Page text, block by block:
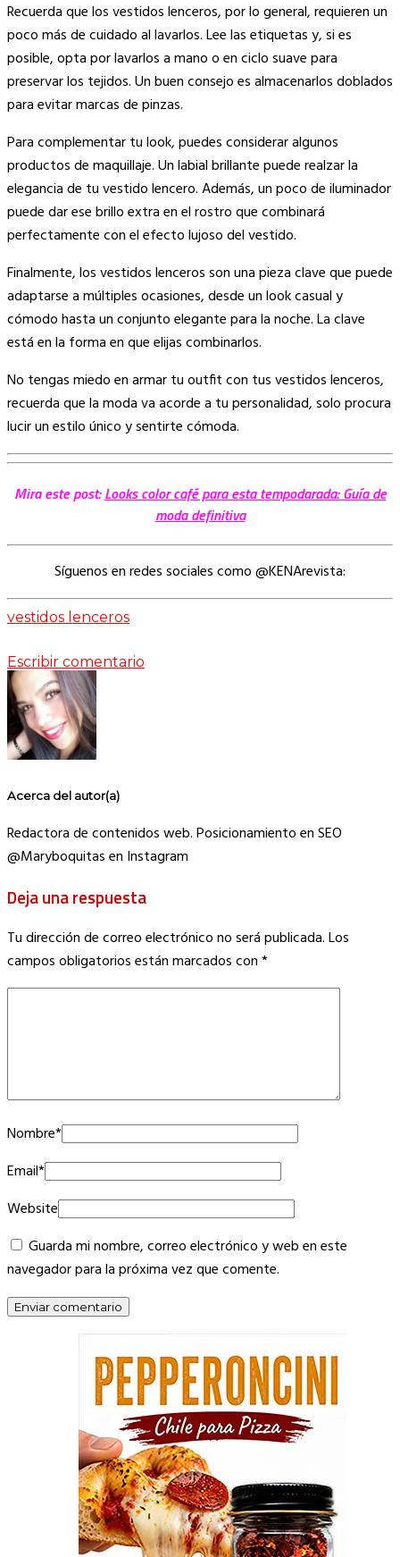
Recuerda que los vestidos lenceros, por lo general, requieren un
poco más de cuidado al lavarlos. Lee las etiquetas y, si es
posible, opta por lavarlos a mano o en ciclo suave para
preservar los tejidos. Un buen consejo es almacenarlos doblados
para evitar marcas de pinzas.
Para complementar tu look, puedes considerar algunos
productos de maquillaje. Un labial brillante puede realzar la
elegancia de tu vestido lencero. Además, un poco de iluminador
puede dar ese brillo extra en el rostro que combinará
perfectamente con el efecto lujoso del vestido.
Finalmente, los vestidos lenceros son una pieza clave que puede
adaptarse a múltiples ocasiones, desde un look casual y
cómodo hasta un conjunto elegante para la noche. La clave
está en la forma en que elijas combinarlos.
No tengas miedo en armar tu outfit con tus vestidos lenceros,
recuerda que la moda va acorde a tu personalidad, solo procura
lucir un estilo único y sentirte cómoda.
Mira este post:Looks color café para esta tempodarada: Guía de
moda definitiva
Síguenos en redes sociales como @KENArevista:
vestidos lenceros
Escribir comentario
Acerca del autor(a)
Redactora de contenidos web. Posicionamiento en SEO
@Maryboquitas en Instagram
Deja una respuesta
Tu dirección de correo electrónico no será publicada.Los
campos obligatorios están marcados con*
Nombre*
Email*
Website
Guarda mi nombre, correo electrónico y web en este
navegador para la próxima vez que comente.